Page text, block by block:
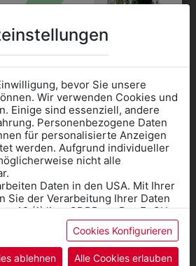
GEFALLEN
313282700010
DAMEN-CHINO RF
bevor Sie unsere
Wir verwenden Cookies und
Einige sind essenziell, andere
Personenbezogene Daten
für personalisierte Anzeigen
werden. Aufgrund individueller
nicht alle
Daten in den USA. Mit Ihrer
Sie der Verarbeitung Ihrer Daten
49 (1) lit. a GDPR zu. Der EuGH
mit unzureichendem Datenschutz
Risiko, dass US-Behörden
für Europäer überwachen.
Cookies Konfigurieren
ablehnen Alle Cookies erlauben
wenn Sie
auf SCHULE in der
richtige Schule auswählen.